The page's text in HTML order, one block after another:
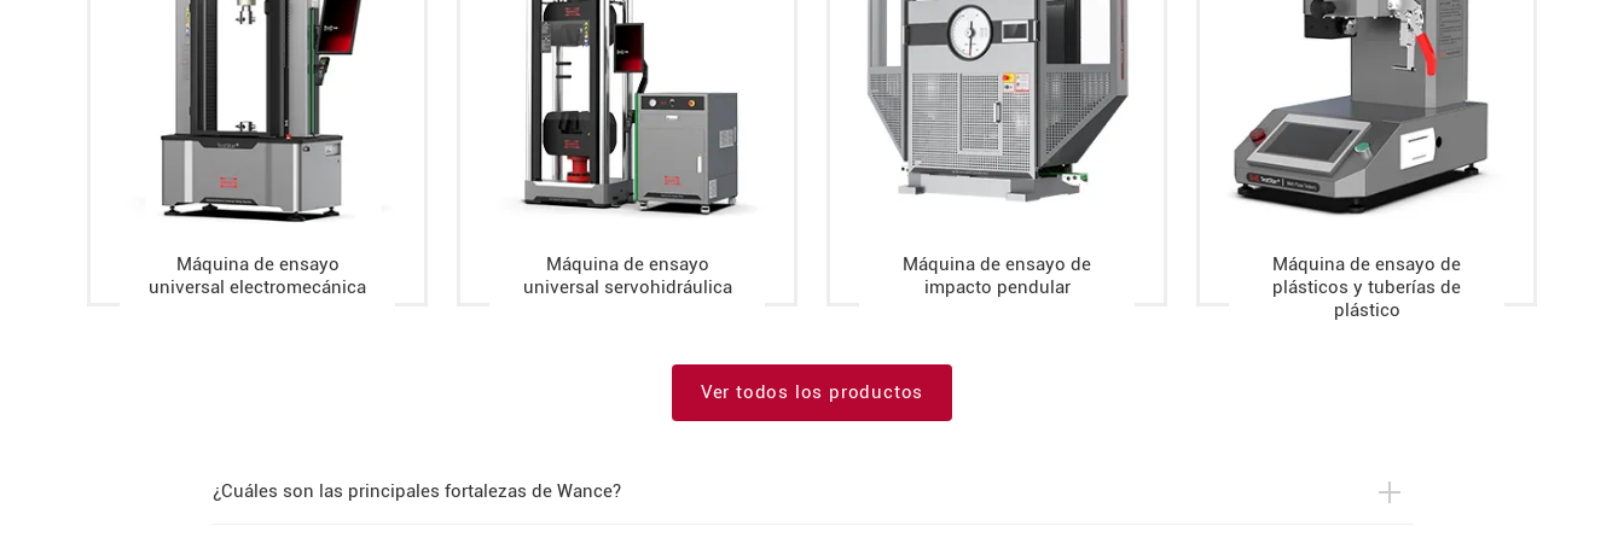
Máquina de ensayo
universal electromecánica
Máquina de ensayo
universal servohidráulica
Máquina de ensayo de
impacto pendular
Máquina de ensayo de
plásticos y tuberías de
plástico
Ver todos los productos
¿Cuáles son las principales fortalezas de Wance?